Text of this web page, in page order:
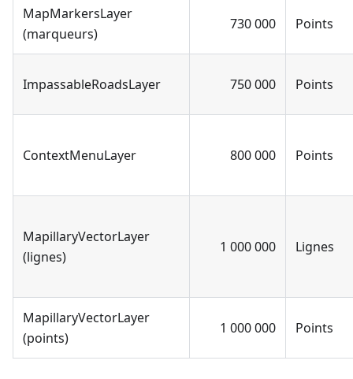
MapMarkersLayer
(marqueurs)
730 000 Points
ImpassableRoadsLayer 750 000 Points
ContextMenuLayer 800 000 Points
MapillaryVectorLayer
(lignes)
1 000 000 Lignes
MapillaryVectorLayer
(points)
1 000 000 Points